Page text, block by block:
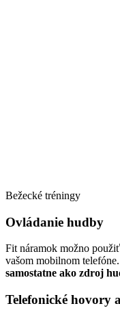
Bežecké tréningy
Ovládanie hudby
Fit náramok možno
vašom mobilnom
samostatne ako zdroj
Telefonické hovory